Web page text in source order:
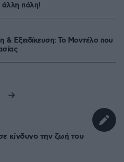
άλλη πόλη!
& Εξειδίκευση: Το Mοντέλο που
κίνδυνο την ζωή του